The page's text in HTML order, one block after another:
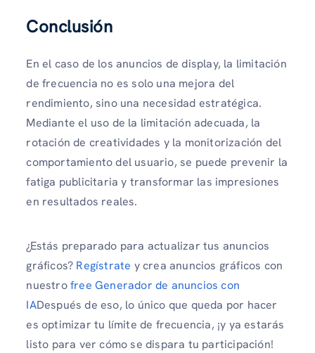
Conclusión
En el caso de los anuncios de display, la limitación
de frecuencia no es solo una mejora del
rendimiento, sino una necesidad estratégica.
Mediante el uso de la limitación adecuada, la
rotación de creatividades y la monitorización del
comportamiento del usuario, se puede prevenir la
fatiga publicitaria y transformar las impresiones
en resultados reales.
¿Estás preparado para actualizar tus anuncios
gráficos? Regístrate y crea anuncios gráficos con
nuestrofree Generador de anuncios con
IADespués de eso, lo único que queda por hacer
es optimizar tu límite de frecuencia, ¡y ya estarás
listo para ver cómo se dispara tu participación!